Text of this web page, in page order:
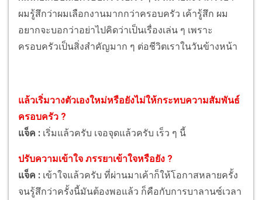
ผมรู้สึกว่าผมเลือกงานมากกว่าครอบครัว เค้ารู้สึก ผม
อยากจะบอกว่าอย่าไปคิดว่าเป็นเรื่องเล่น ๆ เพราะ
ครอบครัวเป็นสิ่งสำคัญมาก ๆ ต่อชีวิตเราในวันข้างหน้า
แล้วเริ่มวางตัวเองใหม่หรือยังไม่ให้กระทบความสัมพันธ์
ครอบครัว ?
แจ็ค : เริ่มแล้วครับ เจอจุดแล้วครับ เร็ว ๆ นี้
ปรับความเข้าใจ ภรรยาเข้าใจหรือยัง ?
แจ็ค : เข้าใจแล้วครับ ที่ผ่านมาเค้าก็ให้โอกาสหลายครั้ง
จนรู้สึกว่าครั้งนี้มันต้องพอแล้ว ก็คือกับการบาลานซ์เวลา